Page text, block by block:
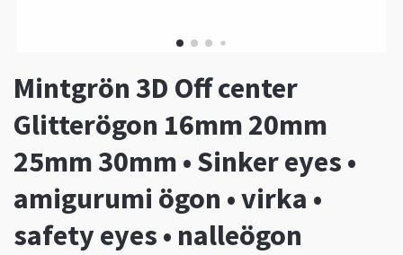
Mintgrön 3D Off center
Glitterögon 16mm 20mm
25mm 30mm • Sinker eyes •
amigurumi ögon • virka •
safety eyes • nalleögon